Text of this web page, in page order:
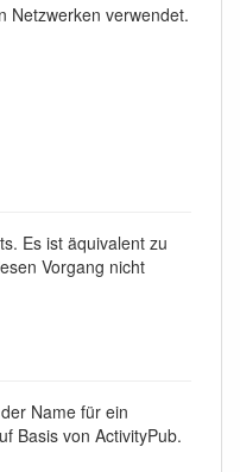
Netzwerken verwendet.
Es ist äquivalent zu
Vorgang nicht
Name für ein
Basis von ActivityPub.